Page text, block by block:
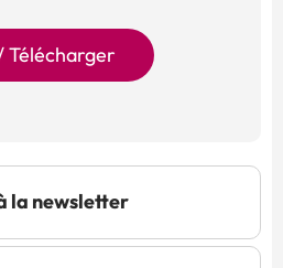
Télécharger
la newsletter